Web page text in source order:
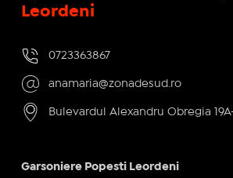
Leordeni
0723363867
anamaria@zonadesud.ro
Bulevardul Alexandru Obregia
Garsoniere Popesti Leordeni